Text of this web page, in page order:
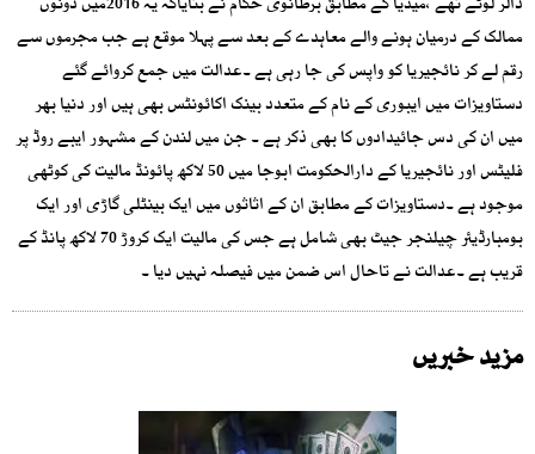
ممالک کے درمیان ہونے والے معاہدے کے بعد سے پہلا موقع ہے جب مجرموں سے
رقم لے کر نائجیریا کو واپس کی جا رہی ہے ۔عدالت میں جمع کروائے گئے
دستاویزات میں ایبوری کے نام کے متعدد بینک اکائونٹس بھی ہیں اور دنیا بھر
میں ان کی دس جائیدادوں کا بھی ذکر ہے ۔ جن میں لندن کے مشہور ایبے روڈ پر
فلیٹس اور نائجیریا کے دارالحکومت ابوجا میں 50 لاکھ پائونڈ مالیت کی کوٹھی
موجود ہے ۔دستاویزات کے مطابق ان کے اثاثوں میں ایک بینٹلی گاڑی اور ایک
بومبارڈیئر چیلنجر جیٹ بھی شامل ہے جس کی مالیت ایک کروڑ 70 لاکھ پانڈ کے
قریب ہے ۔عدالت نے تاحال اس ضمن میں فیصلہ نہیں دیا ۔
مزید خبریں